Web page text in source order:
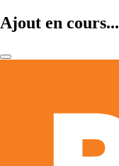
Ajout en cours...